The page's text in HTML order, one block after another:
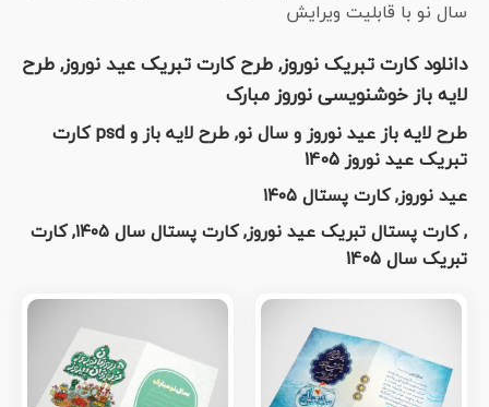
سال نو با قابلیت ویرایش
دانلود کارت تبریک نوروز, طرح کارت تبریک عید نوروز, طرح
لایه باز خوشنویسی نوروز مبارک
طرح لایه باز عید نوروز و سال نو, طرح لایه باز و psd کارت
تبریک عید نوروز 1405
عید نوروز, کارت پستال ۱۴۰۵
, کارت پستال تبریک عید نوروز, کارت پستال سال ۱۴۰۵, کارت
تبریک سال 1405